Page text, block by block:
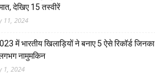
देखिए 15 तस्वीरें
11, 2024
में भारतीय खिलाड़ियों ने बनाए 5 ऐसे रिकॉर्ड जिनका
नामुमकिन
1, 2024